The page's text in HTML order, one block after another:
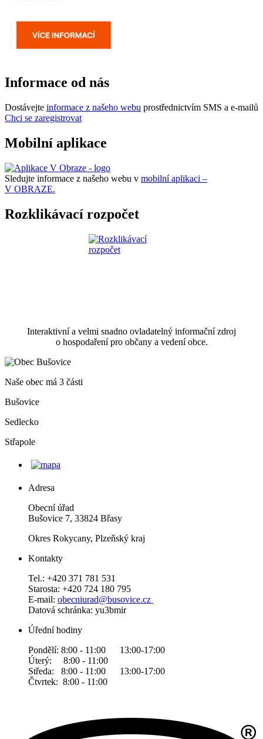
Informace od nás
Dostávejte informace z našeho webu prostřednictvím SMS a e-mailů
Chci se zaregistrovat
Mobilní aplikace
Sledujte informace z našeho webu v mobilní aplikaci –
V OBRAZE.
Rozklikávací rozpočet
Interaktivní a velmi snadno ovladatelný informační zdroj
o hospodaření pro občany a vedení obce.
Naše obec má 3 části
Bušovice
Sedlecko
Střapole
Adresa
Obecní úřad
Bušovice 7, 33824 Břasy
Okres Rokycany, Plzeňský kraj
Kontakty
Tel.: +420 371 781 531
Starosta: +420 724 180 795
E-mail: obecniurad@busovice.cz
Datová schránka: yu3bmir
Úřední hodiny
Pondělí: 8:00 - 11:00 13:00-17:00
Úterý: 8:00 - 11:00
Středa: 8:00 - 11:00 13:00-17:00
Čtvrtek: 8:00 - 11:00